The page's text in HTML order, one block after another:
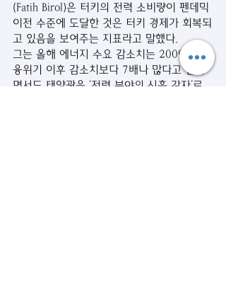
(Fatih Birol)은 터키의 전력 소비량이 펜데믹
이전 수준에 도달한 것은 터키 경제가 회복되
고 있음을 보여주는 지표라고 말했다.
그는 올해 에너지 수요 감소치는 2009년 금
융위기 이후 감소치보다 7배나 많다고 말하
면서도 태양광을 ‘전력 분야의 신흥 강자’로